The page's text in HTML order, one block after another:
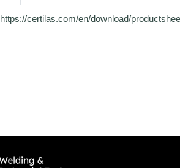
https://certilas.com/en/download/